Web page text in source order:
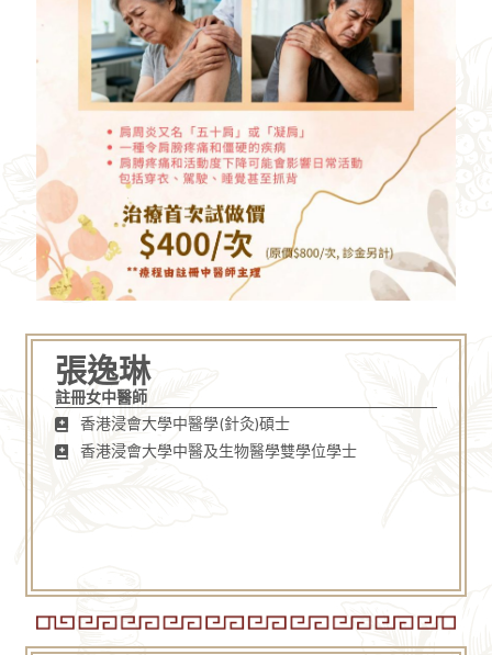
張逸琳
註冊女中醫師
香港浸會大學中醫學(針灸)碩士
香港浸會大學中醫及生物醫學雙學位學士